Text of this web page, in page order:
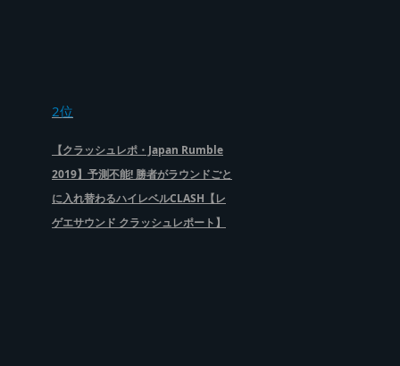
2位
【クラッシュレポ・Japan Rumble
2019】予測不能! 勝者がラウンドごと
に入れ替わるハイレベルCLASH【レ
ゲエサウンド クラッシュレポート】